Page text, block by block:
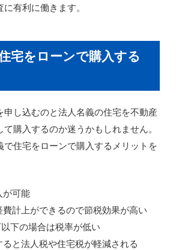
有利に働きます。
宅をローンで購入する
申し込むのと法人名義の住宅を不動産
購入するのか迷うかもしれません。
で住宅をローンで購入するメリットを
が可能
計上ができるので節税効果が高い
下の場合は税率が低い
と法人税や住宅税が軽減される